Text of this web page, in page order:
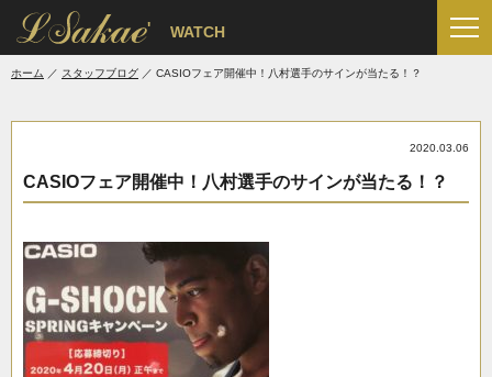
' WATCH
ホーム スタッフブログ CASIOフェア開催中！八村選手のサインが当たる！？
2020.03.06
CASIOフェア開催中！八村選手のサインが当たる！？